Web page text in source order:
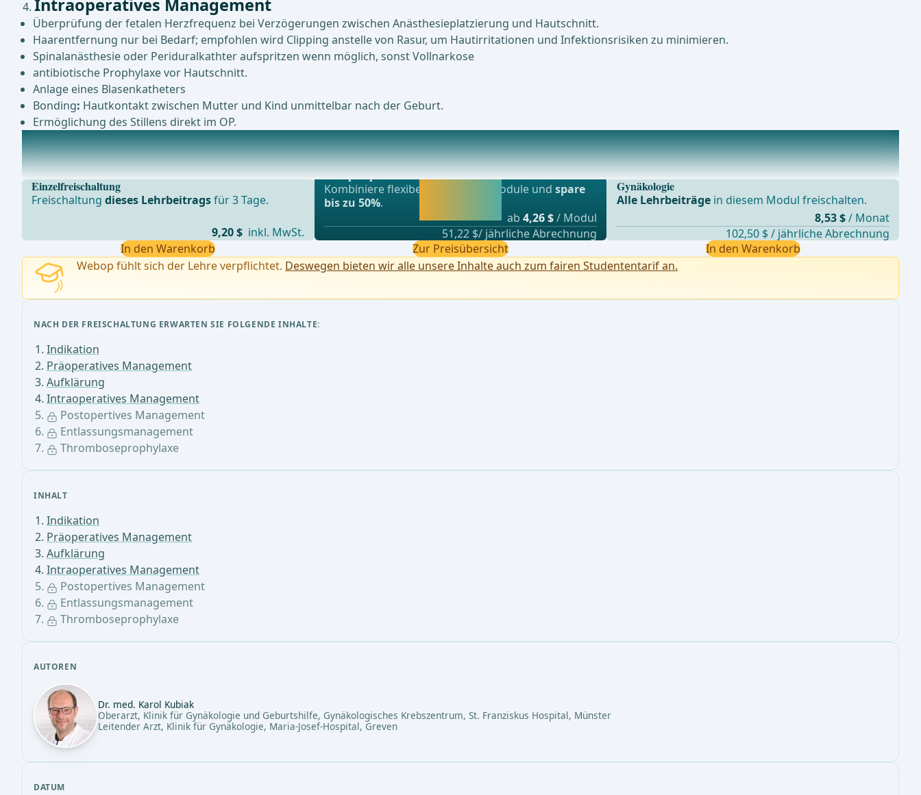
INHALT
Indikation
Präoperatives Management
Aufklärung
Intraoperatives Management
Postopertives Management
Entlassungsmanagement
Thromboseprophylaxe
AUTOREN
Dr. med. Karol Kubiak
Oberarzt, Klinik für Gynäkologie und Geburtshilfe, Gynäkologisches Krebszentrum, St. Franziskus Hospital, Münster
Leitender Arzt, Klinik für Gynäkologie, Maria-Josef-Hospital, Greven
DATUM
Intraoperatives Management
Überprüfung der fetalen Herzfrequenz bei Verzögerungen zwischen Anästhesieplatzierung und Hautschnitt.
Haarentfernung nur bei Bedarf; empfohlen wird Clipping anstelle von Rasur, um Hautirritationen und Infektionsrisiken zu minimieren.
Spinalanästhesie oder Periduralkathter aufspritzen wenn möglich, sonst Vollnarkose
antibiotische Prophylaxe vor Hautschnitt.
Anlage eines Blasenkatheters
Bonding: Hautkontakt zwischen Mutter und Kind unmittelbar nach der Geburt.
Ermöglichung des Stillens direkt im OP.
Postopertives Management
Postoperative Überwachung (meistens im Kreißsaal): Vitalzeichen: Blutdruck, Puls, Sauerstoffsättigu
Einzelfreischaltung
Freischaltungdieses Lehrbeitragsfür 3 Tage.
9,20 $ inkl. MwSt.
In den Warenkorb
Beliebtestes Angebot
webop - Sparflex
Kombiniere flexibel unsere Lernmodule undspare
bis zu 50%.
ab 4,26 $/ Modul
51,22 $/ jährliche Abrechnung
Zur Preisübersicht
Gynäkologie
Alle Lehrbeiträgein diesem Modul freischalten.
8,53 $ / Monat
102,50 $ / jährliche Abrechnung
In den Warenkorb
Webop fühlt sich der Lehre verpflichtet. Deswegen bieten wir alle unsere Inhalte auch zum fairen Studententarif an.
NACH DER FREISCHALTUNG ERWARTEN SIE FOLGENDE INHALTE:
Indikation
Präoperatives Management
Aufklärung
Intraoperatives Management
Postopertives Management
Entlassungsmanagement
Thromboseprophylaxe